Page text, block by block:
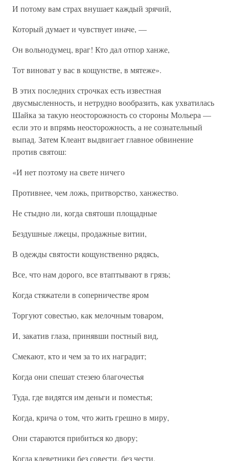
И потому вам страх внушает каждый зрячий,
Который думает и чувствует иначе, —
Он вольнодумец, враг! Кто дал отпор ханже,
Тот виноват у вас в кощунстве, в мятеже».
В этих последних строчках есть известная
двусмысленность, и нетрудно вообразить, как ухватилась
Шайка за такую неосторожность со стороны Мольера —
если это и впрямь неосторожность, а не сознательный
выпад. Затем Клеант выдвигает главное обвинение
против святош:
«И нет поэтому на свете ничего
Противнее, чем ложь, притворство, ханжество.
Не стыдно ли, когда святоши площадные
Бездушные лжецы, продажные витии,
В одежды святости кощунственно рядясь,
Все, что нам дорого, все втаптывают в грязь;
Когда стяжатели в соперничестве яром
Торгуют совестью, как мелочным товаром,
И, закатив глаза, принявши постный вид,
Смекают, кто и чем за то их наградит;
Когда они спешат стезею благочестья
Туда, где видятся им деньги и поместья;
Когда, крича о том, что жить грешно в миру,
Они стараются прибиться ко двору;
Когда клеветники без совести, без чести,